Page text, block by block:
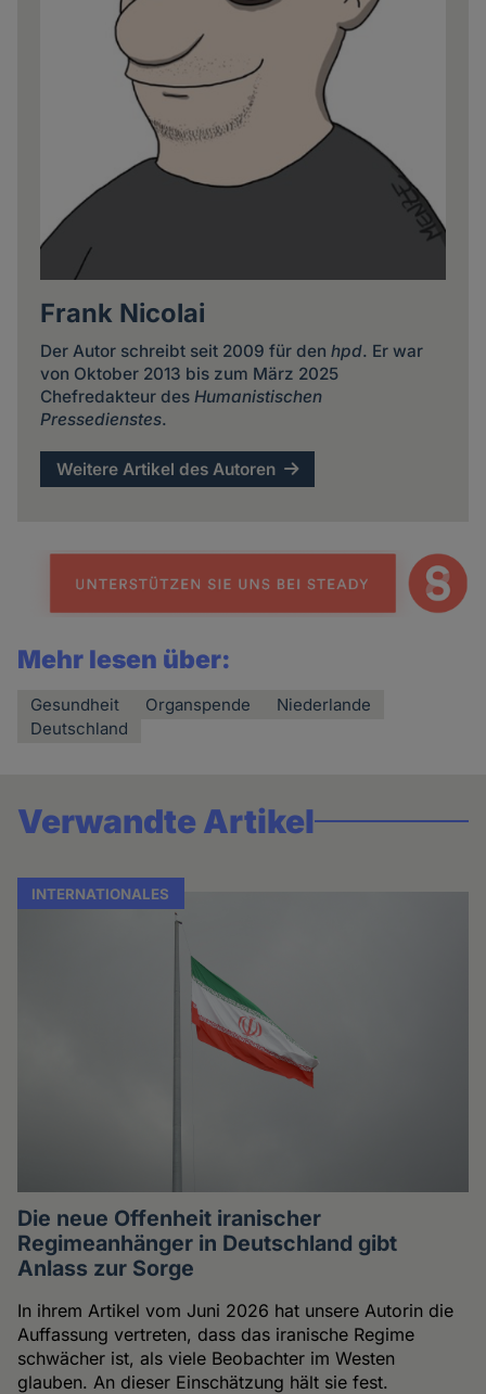
Frank Nicolai
Der Autor schreibt seit 2009 für den hpd. Er war
von Oktober 2013 bis zum März 2025
Chefredakteur des Humanistischen
Pressedienstes.
Weitere Artikel des Autoren
Mehr lesen über:
Gesundheit Organspende
Niederlande
Deutschland
Verwandte Artikel
INTERNATIONALES
Die neue Offenheit iranischer
Regimeanhänger in Deutschland gibt
Anlass zur Sorge
In ihrem Artikel vom Juni 2026 hat unsere Autorin die
Auffassung vertreten, dass das iranische Regime
schwächer ist, als viele Beobachter im Westen
glauben. An dieser Einschätzung hält sie fest.